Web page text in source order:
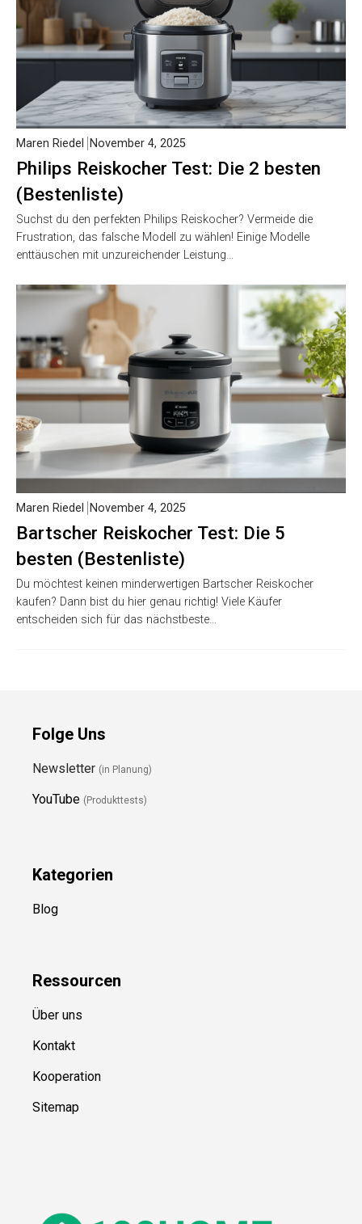
Philips Reiskocher Test: Die 2 besten
(Bestenliste)
Maren Riedel November 4, 2025
Suchst du den perfekten Philips Reiskocher? Vermeide die
Frustration, das falsche Modell zu wählen! Einige Modelle
enttäuschen mit unzureichender Leistung…
Bartscher Reiskocher Test: Die 5
besten (Bestenliste)
Maren Riedel November 4, 2025
Du möchtest keinen minderwertigen Bartscher Reiskocher
kaufen? Dann bist du hier genau richtig! Viele Käufer
entscheiden sich für das nächstbeste…
Folge Uns
Newsletter (in Planung)
YouTube (Produkttests)
Kategorien
Blog
Ressourcen
Über uns
Kontakt
Kooperation
Sitemap